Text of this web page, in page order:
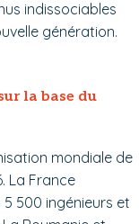
indissociables
génération.
la base du
mondiale de
La France
500 ingénieurs et